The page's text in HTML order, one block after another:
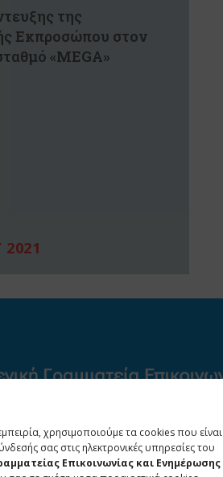
χρησιμοποιούμε τα cookies που είναι
σας στις ηλεκτρονικές υπηρεσίες του
Επικοινωνίας και Ενημέρωσης
της
Εκπροσώπου στον
«MEGA»
2021